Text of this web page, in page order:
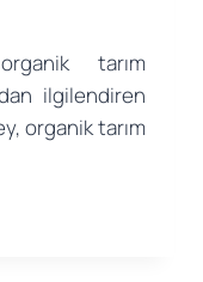
tarım
ilgilendiren
organik tarım